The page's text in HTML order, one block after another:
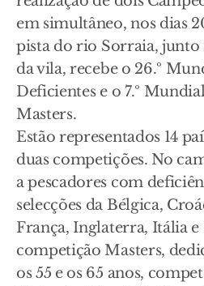
em simultâneo, nos dias
pista do rio Sorraia,
da vila, recebe o 26.º
Deficientes e o 7.º
Masters.
Estão representados 14
duas competições. No
a pescadores com
selecções da Bélgica,
França, Inglaterra, Itália e
competição Masters,
os 55 e os 65 anos,